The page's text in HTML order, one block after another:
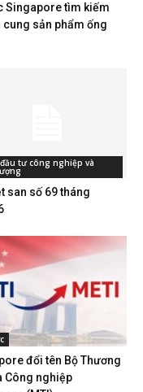
Singapore tìm kiếm
cung sản phẩm ống
tư công nghiệp và
san số 69 tháng
đổi tên Bộ Thương
Công nghiệp